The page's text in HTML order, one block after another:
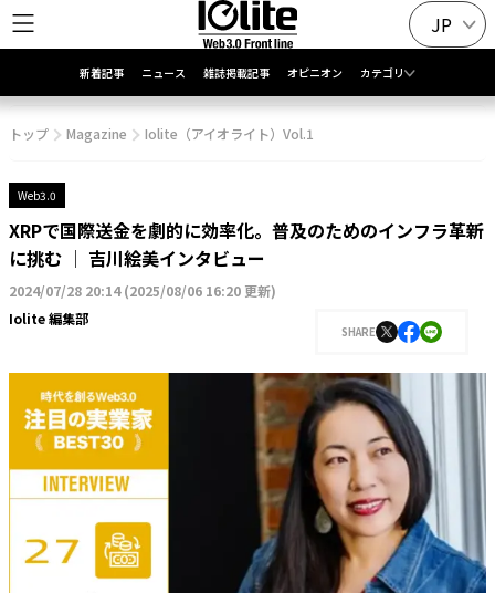
JP
新着記事 ニュース 雑誌掲載記事 オピニオン カテゴリ
トップ Magazine Iolite（アイオライト）Vol.1
Web3.0
XRPで国際送金を劇的に効率化。普及のためのインフラ革新
に挑む │ 吉川絵美インタビュー
2024/07/28 20:14(2025/08/06 16:20 更新)
Iolite 編集部
SHARE